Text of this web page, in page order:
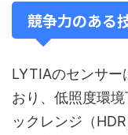
競争力のある
LYTIAのセンサー
おり、低照度環
ックレンジ（